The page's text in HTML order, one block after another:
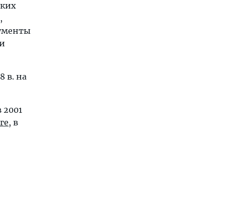
в. на
2001
, в